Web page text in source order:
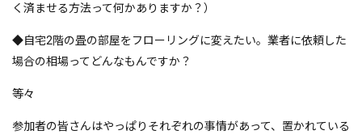
く済ませる方法って何かありますか？）
◆自宅2階の畳の部屋をフローリングに変えたい。業者に依頼した
場合の相場ってどんなもんですか？
等々
参加者の皆さんはやっぱりそれぞれの事情があって、置かれている